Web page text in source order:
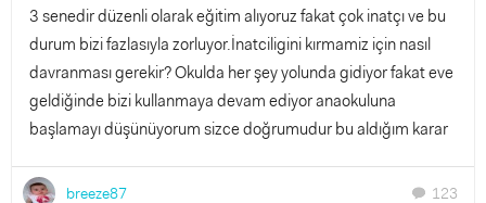
3 senedir düzenli olarak eğitim alıyoruz fakat çok inatçı ve bu
durum bizi fazlasıyla zorluyor.İnatciligini kırmamiz için nasıl
davranması gerekir? Okulda her şey yolunda gidiyor fakat eve
geldiğinde bizi kullanmaya devam ediyor anaokuluna
başlamayı düşünüyorum sizce doğrumudur bu aldığım karar
breeze87 chat 123